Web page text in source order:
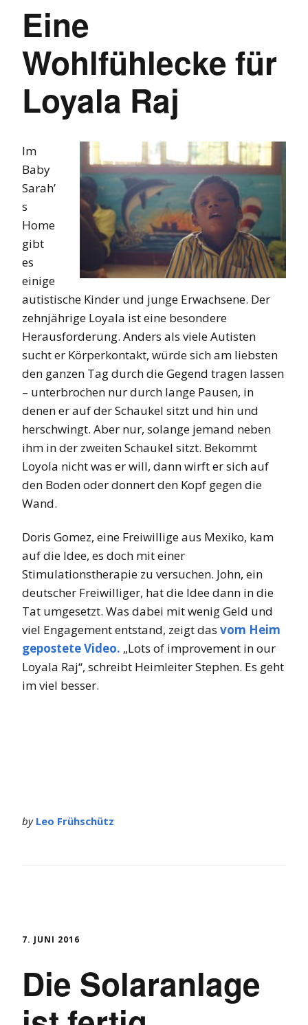
Eine
Wohlfühlecke für
Loyala Raj
Im
Baby
Sarah’
s
Home
gibt
es
einige
autistische Kinder und junge Erwachsene. Der
zehnjährige Loyala ist eine besondere
Herausforderung. Anders als viele Autisten
sucht er Körperkontakt, würde sich am liebsten
den ganzen Tag durch die Gegend tragen lassen
– unterbrochen nur durch lange Pausen, in
denen er auf der Schaukel sitzt und hin und
herschwingt. Aber nur, solange jemand neben
ihm in der zweiten Schaukel sitzt. Bekommt
Loyola nicht was er will, dann wirft er sich auf
den Boden oder donnert den Kopf gegen die
Wand.
Doris Gomez, eine Freiwillige aus Mexiko, kam
auf die Idee, es doch mit einer
Stimulationstherapie zu versuchen. John, ein
deutscher Freiwilliger, hat die Idee dann in die
Tat umgesetzt. Was dabei mit wenig Geld und
viel Engagement entstand, zeigt das vom Heim
gepostete Video. „Lots of improvement in our
Loyala Raj“, schreibt Heimleiter Stephen. Es geht
im viel besser.
by Leo Frühschütz
7. JUNI 2016
Die Solaranlage